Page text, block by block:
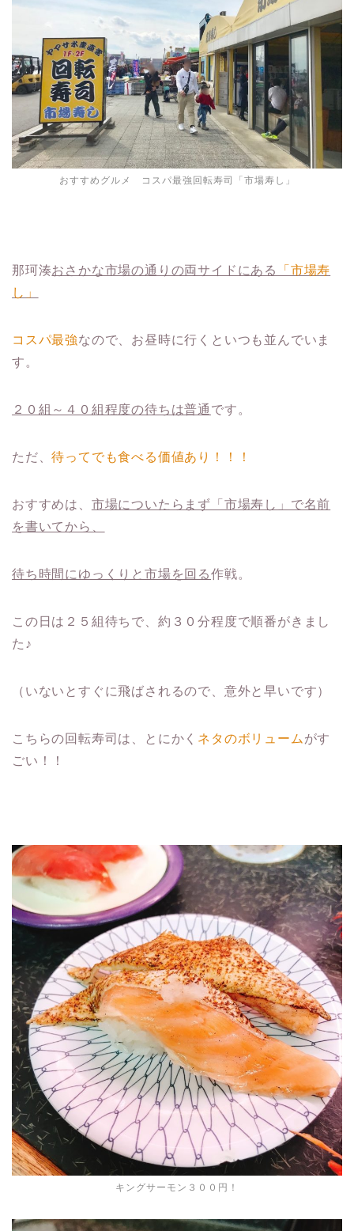
おすすめグルメ コスパ最強回転寿司「市場寿し」
那珂湊おさかな市場の通りの両サイドにある
「市場寿
し」
コスパ最強なので、お昼時に行くといつも並んでいま
す。
２０組～４０組程度の待ちは普通 です。
ただ、待ってでも食べる価値あり！！！
おすすめは、 市場についたらまず「市場寿し」で名前
を書いてから、
待ち時間にゆっくりと市場を回る作戦。
この日は２５組待ちで、約３０分程度で順番がきまし
た♪
（いないとすぐに飛ばされるので、意外と早いです）
こちらの回転寿司は、とにかく ネタのボリューム がす
ごい！！
キングサーモン３００円！